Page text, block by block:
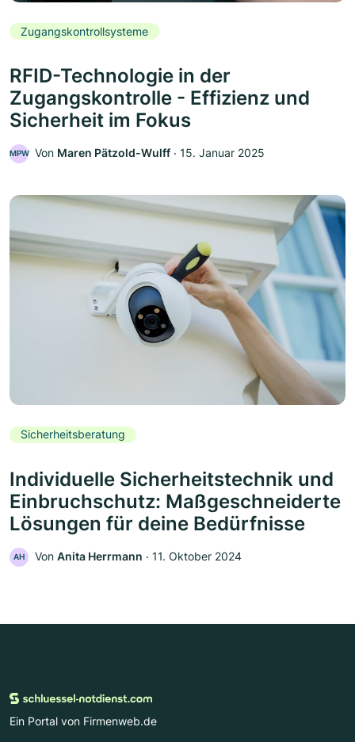
Zugangskontrollsysteme
RFID-Technologie in der
Zugangskontrolle - Effizienz und
Sicherheit im Fokus
MPW Von Maren Pätzold-Wulff ‧ 15. Januar 2025
Sicherheitsberatung
Individuelle Sicherheitstechnik und
Einbruchschutz: Maßgeschneiderte
Lösungen für deine Bedürfnisse
AH Von Anita Herrmann ‧ 11. Oktober 2024
Ein Portal von Firmenweb.de